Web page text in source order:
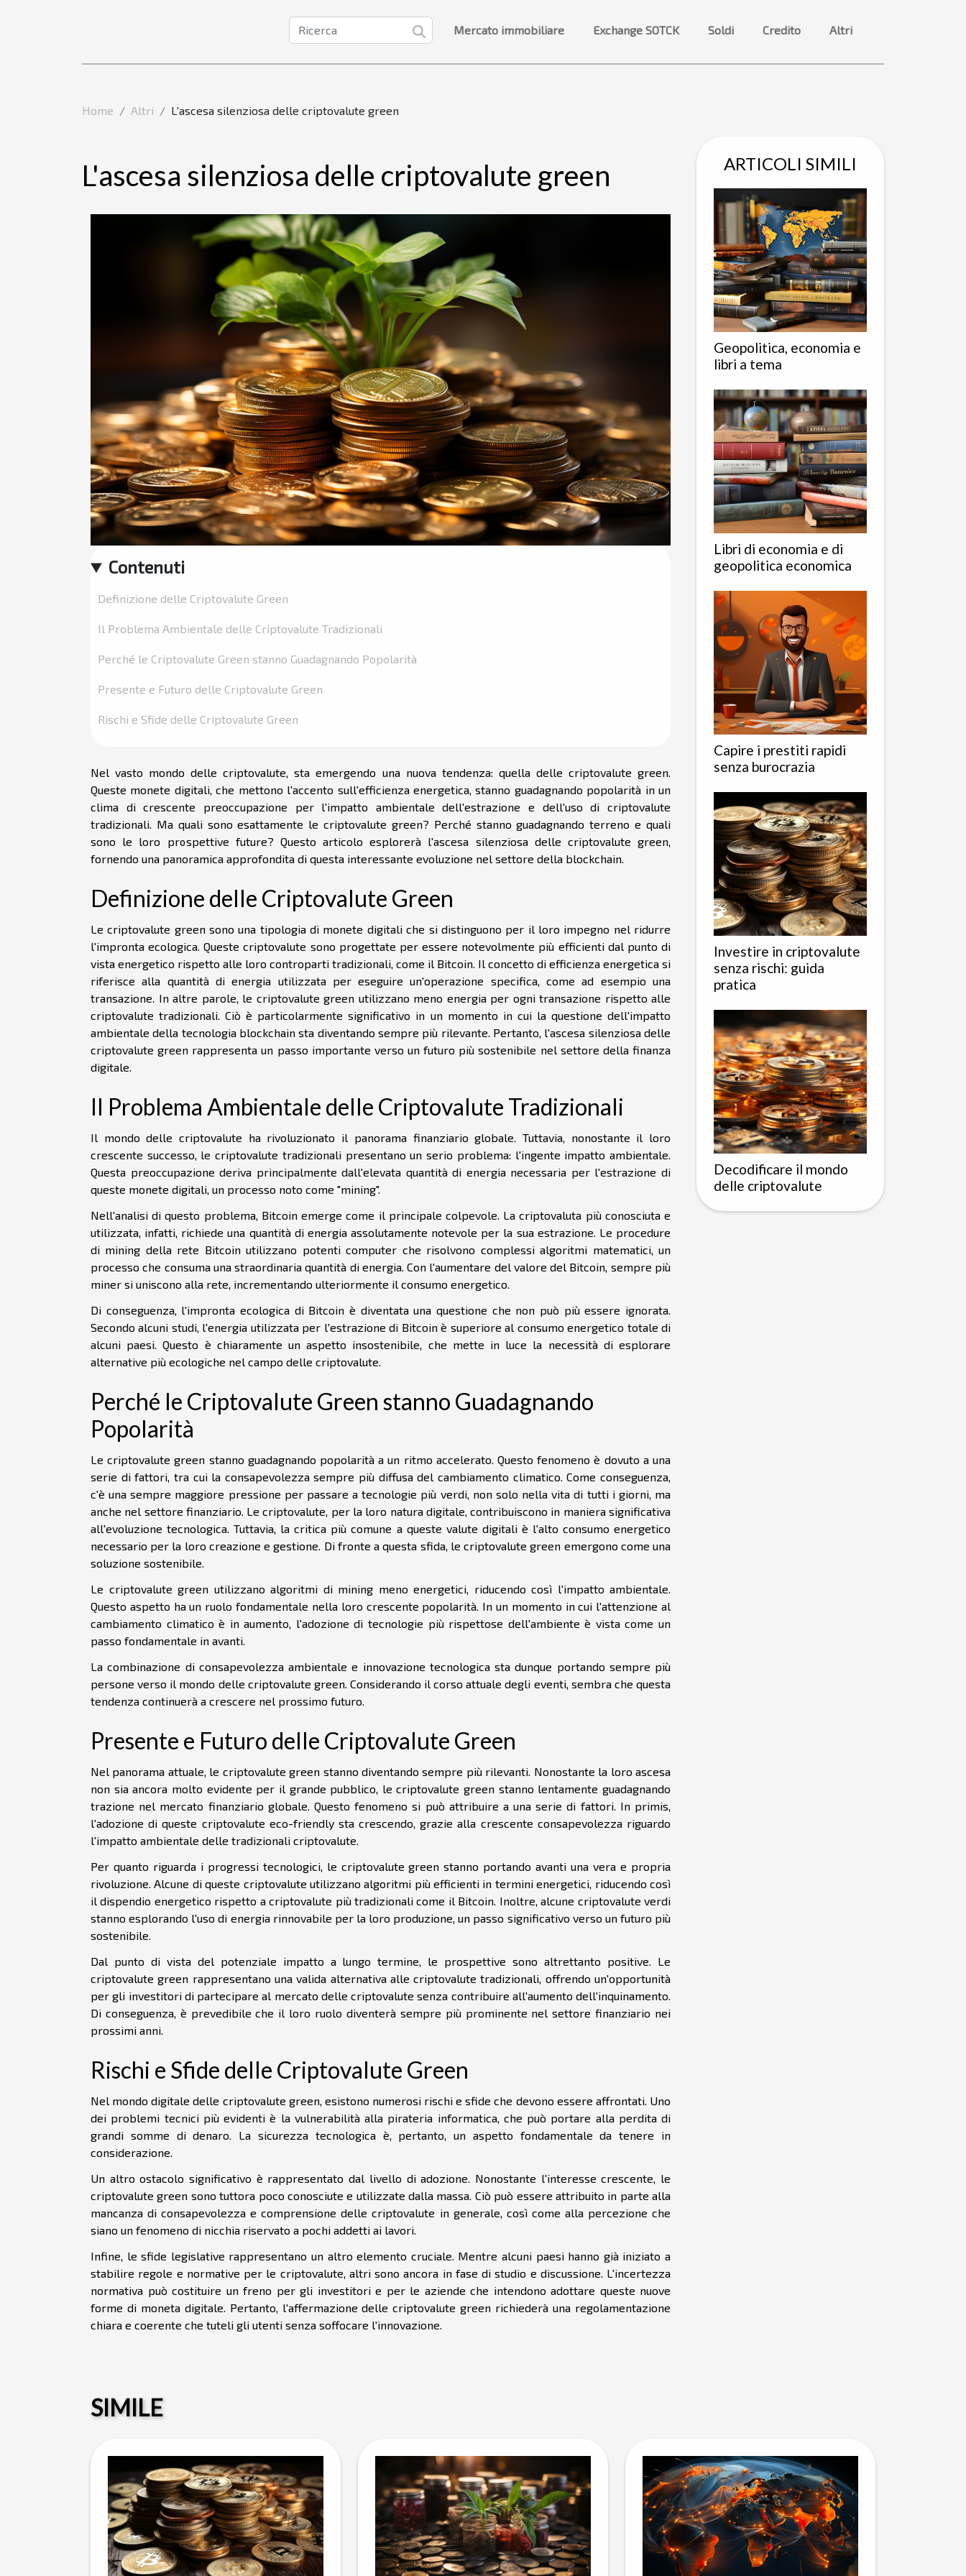
Mercato immobiliare Exchange SOTCK Soldi Credito Altri
Home Altri L'ascesa silenziosa delle criptovalute green
L'ascesa silenziosa delle criptovalute green
Contenuti
Definizione delle Criptovalute Green
Il Problema Ambientale delle Criptovalute Tradizionali
Perché le Criptovalute Green stanno Guadagnando Popolarità
Presente e Futuro delle Criptovalute Green
Rischi e Sfide delle Criptovalute Green
Nel vasto mondo delle criptovalute, sta emergendo una nuova tendenza: quella delle criptovalute green.
Queste monete digitali, che mettono l'accento sull'efficienza energetica, stanno guadagnando popolarità in un
clima di crescente preoccupazione per l'impatto ambientale dell'estrazione e dell'uso di criptovalute
tradizionali. Ma quali sono esattamente le criptovalute green? Perché stanno guadagnando terreno e quali
sono le loro prospettive future? Questo articolo esplorerà l'ascesa silenziosa delle criptovalute green,
fornendo una panoramica approfondita di questa interessante evoluzione nel settore della blockchain.
Definizione delle Criptovalute Green
Le criptovalute green sono una tipologia di monete digitali che si distinguono per il loro impegno nel ridurre
l'impronta ecologica. Queste criptovalute sono progettate per essere notevolmente più efficienti dal punto di
vista energetico rispetto alle loro controparti tradizionali, come il Bitcoin. Il concetto di efficienza energetica si
riferisce alla quantità di energia utilizzata per eseguire un'operazione specifica, come ad esempio una
transazione. In altre parole, le criptovalute green utilizzano meno energia per ogni transazione rispetto alle
criptovalute tradizionali. Ciò è particolarmente significativo in un momento in cui la questione dell'impatto
ambientale della tecnologia blockchain sta diventando sempre più rilevante. Pertanto, l'ascesa silenziosa delle
criptovalute green rappresenta un passo importante verso un futuro più sostenibile nel settore della finanza
digitale.
Il Problema Ambientale delle Criptovalute Tradizionali
Il mondo delle criptovalute ha rivoluzionato il panorama finanziario globale. Tuttavia, nonostante il loro
crescente successo, le criptovalute tradizionali presentano un serio problema: l'ingente impatto ambientale.
Questa preoccupazione deriva principalmente dall'elevata quantità di energia necessaria per l'estrazione di
queste monete digitali, un processo noto come "mining".
Nell'analisi di questo problema, Bitcoin emerge come il principale colpevole. La criptovaluta più conosciuta e
utilizzata, infatti, richiede una quantità di energia assolutamente notevole per la sua estrazione. Le procedure
di mining della rete Bitcoin utilizzano potenti computer che risolvono complessi algoritmi matematici, un
processo che consuma una straordinaria quantità di energia. Con l'aumentare del valore del Bitcoin, sempre più
miner si uniscono alla rete, incrementando ulteriormente il consumo energetico.
Di conseguenza, l'impronta ecologica di Bitcoin è diventata una questione che non può più essere ignorata.
Secondo alcuni studi, l'energia utilizzata per l'estrazione di Bitcoin è superiore al consumo energetico totale di
alcuni paesi. Questo è chiaramente un aspetto insostenibile, che mette in luce la necessità di esplorare
alternative più ecologiche nel campo delle criptovalute.
Perché le Criptovalute Green stanno Guadagnando
Popolarità
Le criptovalute green stanno guadagnando popolarità a un ritmo accelerato. Questo fenomeno è dovuto a una
serie di fattori, tra cui la consapevolezza sempre più diffusa del cambiamento climatico. Come conseguenza,
c'è una sempre maggiore pressione per passare a tecnologie più verdi, non solo nella vita di tutti i giorni, ma
anche nel settore finanziario. Le criptovalute, per la loro natura digitale, contribuiscono in maniera significativa
all'evoluzione tecnologica. Tuttavia, la critica più comune a queste valute digitali è l'alto consumo energetico
necessario per la loro creazione e gestione. Di fronte a questa sfida, le criptovalute green emergono come una
soluzione sostenibile.
Le criptovalute green utilizzano algoritmi di mining meno energetici, riducendo così l'impatto ambientale.
Questo aspetto ha un ruolo fondamentale nella loro crescente popolarità. In un momento in cui l'attenzione al
cambiamento climatico è in aumento, l'adozione di tecnologie più rispettose dell'ambiente è vista come un
passo fondamentale in avanti.
La combinazione di consapevolezza ambientale e innovazione tecnologica sta dunque portando sempre più
persone verso il mondo delle criptovalute green. Considerando il corso attuale degli eventi, sembra che questa
tendenza continuerà a crescere nel prossimo futuro.
Presente e Futuro delle Criptovalute Green
Nel panorama attuale, le criptovalute green stanno diventando sempre più rilevanti. Nonostante la loro ascesa
non sia ancora molto evidente per il grande pubblico, le criptovalute green stanno lentamente guadagnando
trazione nel mercato finanziario globale. Questo fenomeno si può attribuire a una serie di fattori. In primis,
l'adozione di queste criptovalute eco-friendly sta crescendo, grazie alla crescente consapevolezza riguardo
l'impatto ambientale delle tradizionali criptovalute.
Per quanto riguarda i progressi tecnologici, le criptovalute green stanno portando avanti una vera e propria
rivoluzione. Alcune di queste criptovalute utilizzano algoritmi più efficienti in termini energetici, riducendo così
il dispendio energetico rispetto a criptovalute più tradizionali come il Bitcoin. Inoltre, alcune criptovalute verdi
stanno esplorando l'uso di energia rinnovabile per la loro produzione, un passo significativo verso un futuro più
sostenibile.
Dal punto di vista del potenziale impatto a lungo termine, le prospettive sono altrettanto positive. Le
criptovalute green rappresentano una valida alternativa alle criptovalute tradizionali, offrendo un'opportunità
per gli investitori di partecipare al mercato delle criptovalute senza contribuire all'aumento dell'inquinamento.
Di conseguenza, è prevedibile che il loro ruolo diventerà sempre più prominente nel settore finanziario nei
prossimi anni.
Rischi e Sfide delle Criptovalute Green
Nel mondo digitale delle criptovalute green, esistono numerosi rischi e sfide che devono essere affrontati. Uno
dei problemi tecnici più evidenti è la vulnerabilità alla pirateria informatica, che può portare alla perdita di
grandi somme di denaro. La sicurezza tecnologica è, pertanto, un aspetto fondamentale da tenere in
considerazione.
Un altro ostacolo significativo è rappresentato dal livello di adozione. Nonostante l'interesse crescente, le
criptovalute green sono tuttora poco conosciute e utilizzate dalla massa. Ciò può essere attribuito in parte alla
mancanza di consapevolezza e comprensione delle criptovalute in generale, così come alla percezione che
siano un fenomeno di nicchia riservato a pochi addetti ai lavori.
Infine, le sfide legislative rappresentano un altro elemento cruciale. Mentre alcuni paesi hanno già iniziato a
stabilire regole e normative per le criptovalute, altri sono ancora in fase di studio e discussione. L'incertezza
normativa può costituire un freno per gli investitori e per le aziende che intendono adottare queste nuove
forme di moneta digitale. Pertanto, l'affermazione delle criptovalute green richiederà una regolamentazione
chiara e coerente che tuteli gli utenti senza soffocare l'innovazione.
ARTICOLI SIMILI
Geopolitica, economia e
libri a tema
Libri di economia e di
geopolitica economica
Capire i prestiti rapidi
senza burocrazia
Investire in criptovalute
senza rischi: guida
pratica
Decodificare il mondo
delle criptovalute
SIMILE